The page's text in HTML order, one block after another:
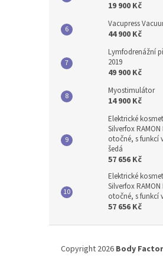
19 900 Kč
Vacupress
44 900 Kč
Lymfodrenážní
2019
49 900 Kč
Myostimulátor
14 900 Kč
Elektrické
Silverfox RAMON
otočné, s funkcí
šedá
57 656 Kč
Elektrické
Silverfox RAMON
otočné, s funkcí
57 656 Kč
Copyright 2026 Body